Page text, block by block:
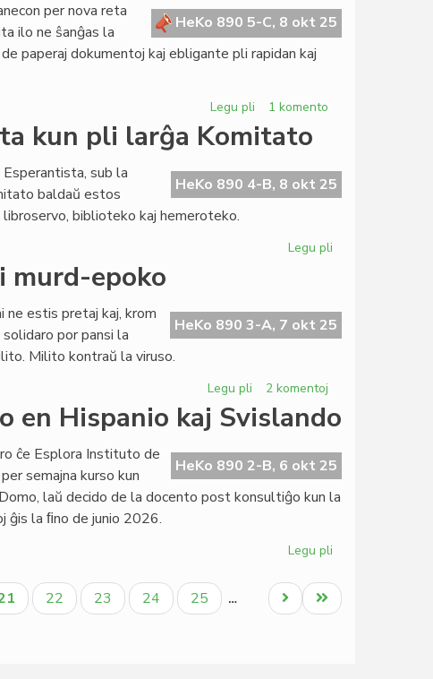
atako:
rusa,
israela,
HeKo 890 5-C, 8 okt 25
per nova reta
ilo ne ŝanĝas la
paperaj dokumentoj kaj ebligante pli rapidan kaj
Legu pli
Reta
formularo
la
esperanta
1 komento
kun pli larĝa Komitato
HeKo 890 4-B, 8 okt 25
sub la
baldaŭ estos
biblioteko kaj hemeroteko.
Legu pli
kun
pli
murd-epoko
HeKo 890 3-A, 7 okt 25
ne estis pretaj kaj, krom
por pansi la
Milito kontraŭ la viruso.
Legu pli
Simplismaj
kategorioj
ĉi
murd-
epoko
2 komentoj
en Hispanio kaj Svislando
HeKo 890 2-B, 6 okt 25
ĉe Esplora Instituto de
semajna kurso kun
laŭ decido de la docento post konsultiĝo kun la
la ﬁno de junio 2026.
Legu pli
semestroj
pri
Paĝo
22 Paĝo
23 Paĝo
24 Paĝo
25 …
Last
page
Next
page